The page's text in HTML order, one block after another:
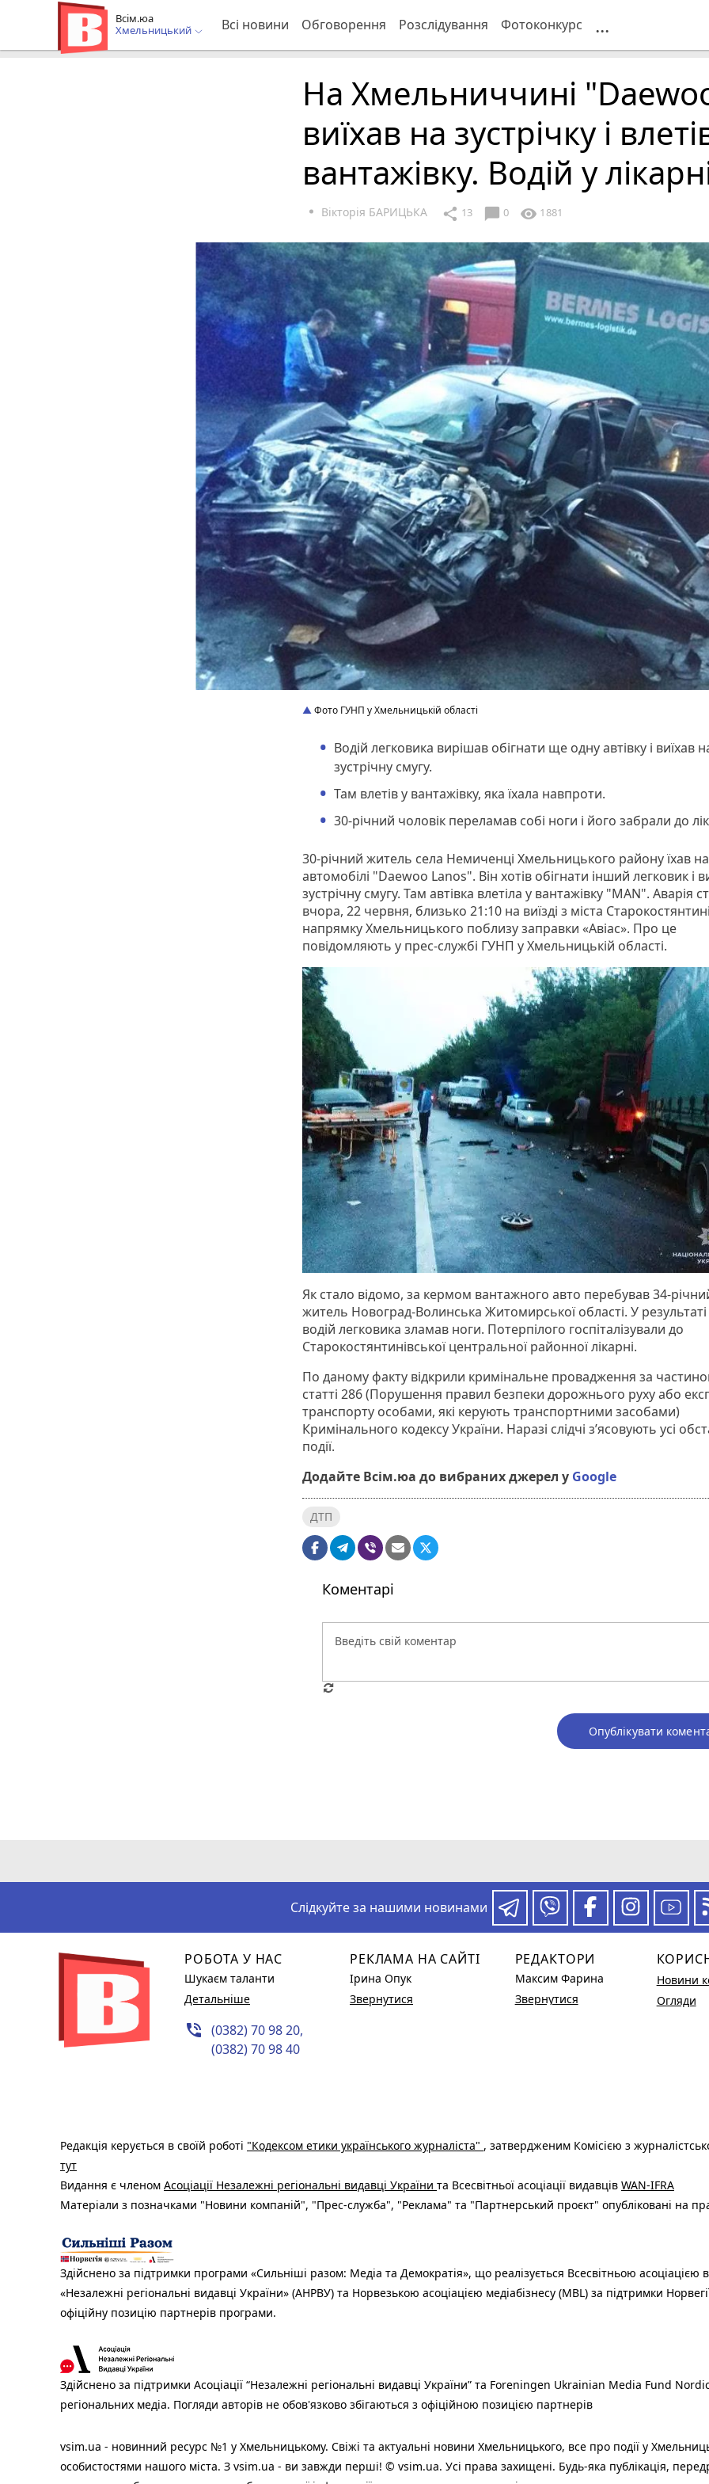
Всім.юа
Хмельницький
Всі новини Обговорення Розслідування Фотоконкурс ...
На Хмельниччині
виїхав на зустрічку і
вантажівку. Водій у
Вікторія БАРИЦЬКА share 13 chat_bubble 0 visibility 1881
Фото ГУНП у Хмельницькій області
Водій легковика вирішав обігнати ще одну автівку і виїхав
зустрічну смугу.
Там влетів у вантажівку, яка їхала навпроти.
30-річний чоловік переламав собі ноги і його забрали до
30-річний житель села Немиченці Хмельницького району їхав на
автомобілі "Daewoo Lanos". Він хотів обігнати інший легковик і
зустрічну смугу. Там автівка влетіла у вантажівку "MAN". Аварія
вчора, 22 червня, близько 21:10 на виїзді з міста
напрямку Хмельницького поблизу заправки «Авіас». Про це
повідомляють у прес-службі ГУНП у Хмельницькій області.
Як стало відомо, за кермом вантажного авто перебував 34-
житель Новоград-Волинська Житомирської області. У
водій легковика зламав ноги. Потерпілого госпіталізували до
Старокостянтинівської центральної районної лікарні.
По даному факту відкрили кримінальне провадження за
статті 286 (Порушення правил безпеки дорожнього руху або
транспорту особами, які керують транспортними засобами)
Кримінального кодексу України. Наразі слідчі з’ясовують усі
події.
Додайте Всім.юа до вибраних джерел у Google
ДТП
Коментарі
Опублікувати
Слідкуйте за нашими новинами
РОБОТА У НАС
Шукаєм таланти
Детальніше
phone_in_talk (0382) 70 98 20,
(0382) 70 98 40
РЕКЛАМА НА САЙТІ
Ірина Опук
Звернутися
РЕДАКТОРИ
Максим Фарина
Звернутися
Новини
Огляди
Редакція керується в своїй роботі "Кодексом етики українського журналіста" , затвердженим Комісією з
тут
Видання є членом Асоціації Незалежні регіональні видавці України та Всесвітньої асоціації видавців WAN-IFRA
Матеріали з позначками "Новини компаній", "Прес-служба", "Реклама" та "Партнерський проєкт" опубліковані на
Здійснено за підтримки програми «Сильніші разом: Медіа та Демократія», що реалізується Всесвітньою асоціацією
«Незалежні регіональні видавці України» (АНРВУ) та Норвезькою асоціацією медіабізнесу (MBL) за підтримки
офіційну позицію партнерів програми.
Здійснено за підтримки Асоціації “Незалежні регіональні видавці України” та Foreningen Ukrainian Media Fund
регіональних медіа. Погляди авторів не обов'язково збігаються з офіційною позицією партнерів
vsim.ua - новинний ресурс №1 у Хмельницькому. Свіжі та актуальні новини Хмельницького, все про події у
особистостями нашого міста. З vsim.ua - ви завжди перші! © vsim.ua. Усі права захищені. Будь-яка публiкацiя,